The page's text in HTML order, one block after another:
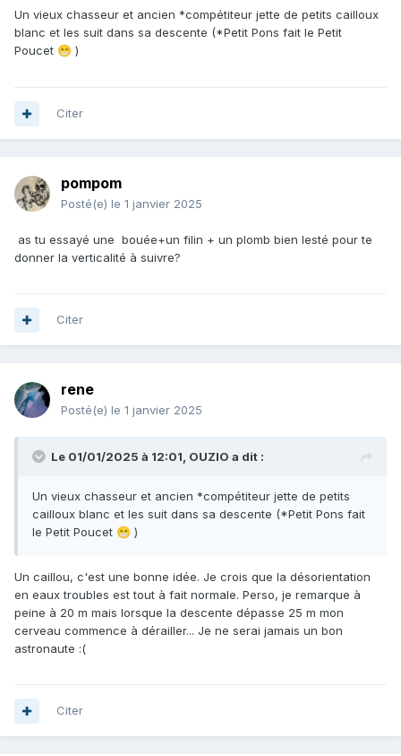
Un vieux chasseur et ancien *compétiteur jette de petits cailloux
blanc et les suit dans sa descente (*Petit Pons fait le Petit
Poucet 😁 )
Citer
pompom
Posté(e) le 1 janvier 2025
as tu essayé une bouée+un filin + un plomb bien lesté pour te
donner la verticalité à suivre?
Citer
rene
Posté(e) le 1 janvier 2025
Le 01/01/2025 à 12:01, OUZIO a dit :
Un vieux chasseur et ancien *compétiteur jette de petits
cailloux blanc et les suit dans sa descente (*Petit Pons fait
le Petit Poucet 😁 )
Un caillou, c'est une bonne idée. Je crois que la désorientation
en eaux troubles est tout à fait normale. Perso, je remarque à
peine à 20 m mais lorsque la descente dépasse 25 m mon
cerveau commence à dérailler... Je ne serai jamais un bon
astronaute :(
Citer